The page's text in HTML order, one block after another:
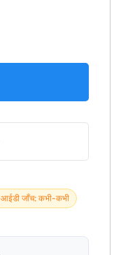
आईडी जाँच: कभी-कभी